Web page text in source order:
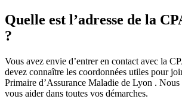
Quelle est l’adresse de la
?
Vous avez envie d’entrer en contact avec la
devez connaître les coordonnées utiles pour
Primaire d’Assurance Maladie de Lyon .
vous aider dans toutes vos démarches.